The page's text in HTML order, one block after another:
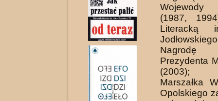
Wojewody
(1987,
Literacką
Nagrodę
Prezydenta
(2003);
Marszałka
Opolskiego